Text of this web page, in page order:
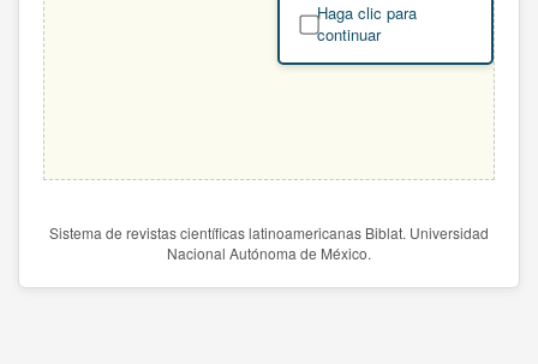
Haga clic para
continuar
Sistema de revistas científicas latinoamericanas Biblat. Universidad
Nacional Autónoma de México.